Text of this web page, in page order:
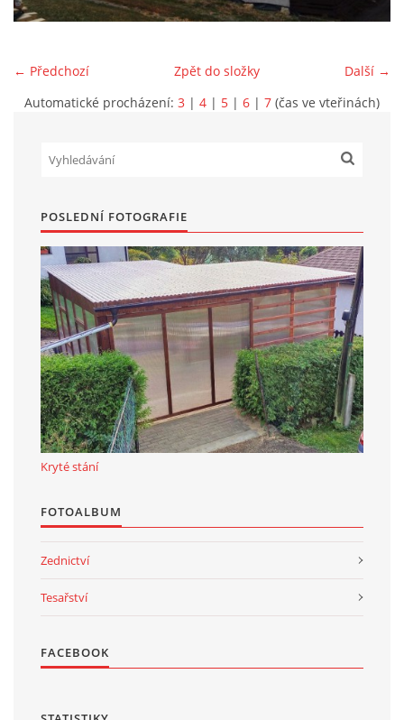
549 46
zete@zete.cz
← Předchozí Další →
Zpět do složky
Automatické procházení: 3 | 4 | 5 | 6 | 7 (čas ve vteřinách)
POSLEDNÍ FOTOGRAFIE
Kryté stání
FOTOALBUM
Zednictví
Tesařství
FACEBOOK